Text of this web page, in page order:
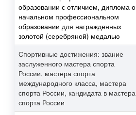
образовании с отличием, диплома о
начальном профессиональном
образовании для награжденных
золотой (серебряной) медалью
Спортивные достижения: звание
заслуженного мастера спорта
России, мастера спорта
международного класса, мастера
спорта России, кандидата в мастера
спорта России